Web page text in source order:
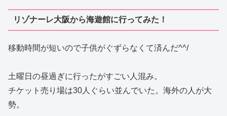
リゾナーレ大阪から海遊館に行ってみた！
移動時間が短いので子供がぐずらなくて済んだ^^/
土曜日の昼過ぎに行ったがすごい人混み。
チケット売り場は30人ぐらい並んでいた。海外の人が大
勢。